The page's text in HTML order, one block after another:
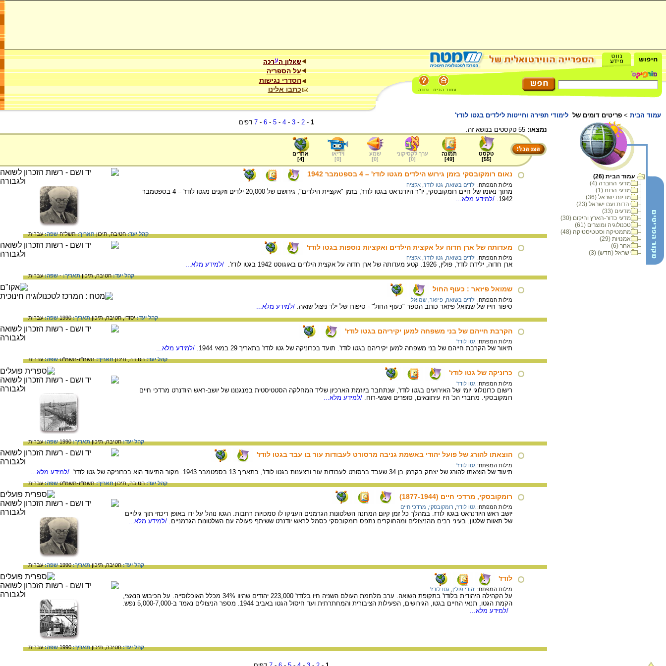
על הספריה
הסדרי נגישות
כתבו אלינו
עמוד הבית > פריטים דומים של לימודי תפירה וחייטות לילדים בגטו לודז'
עמוד הבית (26)
מדעי החברה (4)
מדעי הרוח (1)
מדינת ישראל (36)
יהדות ועם ישראל (23)
מדעים (33)
מדעי כדור-הארץ והיקום (30)
טכנולוגיה ומוצרים (61)
מתמטיקה וסטטיסטיקה (48)
אמנויות (29)
אחר (6)
ישראל (חדש) (3)
1
-
2
-
3
-
4
-
5
-
6
-
7 דפים
נמצאו:
טקסט
[
55
]
תמונה
[
49
]
ערך לקסיקוני
[
0
]
שמע
[
0
]
וידיאו
[
0
]
אתרים
[
4
]
נאום רומקובסקי בזמן גירוש הילדים מגטו לודז' – 4 בספטמבר 1942
מילות המפתח: ילדים בשואה גטו לודז' אקציה
מתוך נאומו של חיים רומקובסקי, יו"ר היודנראט בגטו לודז', בזמן "אקציית הילדים", גירושם של 20,000 ילדים וזקנים מגטו לודז' – 4 בספטמבר
1942. /למידע מלא...
קהל יעד:חטיבה,תיכוןתאריך:תשל"חשפה:עברית
מעדותה של ארן חדוה על אקצית הילדים ואקציות נוספות בגטו לודז'
מילות המפתח: ילדים בשואה גטו לודז' אקציה
ארן חדוה, ילידת לודז', פולין, 1926. קטע מעדותה של ארן חדוה על אקצית הילדים באוגוסט 1942 בגטו לודז'. /למידע מלא...
קהל יעד:חטיבה,תיכוןתאריך:-שפה:עברית
שמואל פיזאר : כעוף החול
מילות המפתח: ילדים בשואה פיזאר, שמואל
סיפור חייו של שמואל פיזאר כותב הספר "כעוף החול" - סיפורו של ילד ניצול שואה. /למידע מלא...
קהל יעד:יסודי,חטיבה,תיכוןתאריך:1990 שפה:עברית
הקרבת חייהם של בני משפחה למען יקיריהם בגטו לודז'
מילות המפתח: גטו לודז'
תיאור של הקרבת חייהם של בני משפחה למען יקיריהם בגטו לודז'. תועד בכרוניקה של גטו לודז' בתאריך 29 במאי 1944. /למידע מלא...
קהל יעד:חטיבה,תיכוןתאריך:תשמ"ז-תשמ"טשפה:עברית
כרוניקה של גטו לודז'
מילות המפתח: גטו לודז'
רישום כרונולוגי יומי של האירועים בגטו לודז', שנתחבר ביוזמת הארכיון שליד המחלקה הסטטיסטית במנגנונו של יושב-ראש היודנרט מרדכי חיים
רומקובסקי. מחברי הכ' היו עיתונאים, סופרים ואנשי-רוח. /למידע מלא...
קהל יעד:חטיבה,תיכוןתאריך:1990 שפה:עברית
הוצאתו להורג של פועל יהודי באשמת גניבה מרסורט לעבודות עור בו עבד בגטו לודז'
מילות המפתח: גטו לודז'
תיעוד של הוצאתו להורג של יצחק בקרמן בן 34 שעבד ברסורט לעבודות עור ורצענות בגטו לודז', בתאריך 13 בספטמבר 1943. מקור התיעוד הוא בכרוניקה של גטו לודז'. /למידע מלא...
קהל יעד:חטיבה,תיכוןתאריך:תשמ"ז-תשמ"טשפה:עברית
רומקובסקי, מרדכי חיים (1877-1944)
מילות המפתח: גטו לודז' רומקובסקי, מרדכי חיים
יושב ראש היודנראט בגטו לודז. במהלך כל זמן קיום המחנה השלטונות הגרמנים העניקו לו סמכויות רחבות. הגטו נוהל על ידו באופן ריכוזי תוך גילויים
של תאוות שלטון. בעיני רבים מהניצולים ומהחוקרים נתפס רומקובסקי כסמל לראש יודנרט ששיתף פעולה עם השלטונות הגרמניים. /למידע מלא...
קהל יעד:חטיבה,תיכוןתאריך:1990 שפה:עברית
לודז'
מילות המפתח: יהודי פולין גטו לודז'
על הקהילה היהודית בלודז' בתקופת השואה. ערב מלחמת העולם השניה חיו בלודז' 223,000 יהודים שהיוו 34% מכלל האוכלוסייה. על הכיבוש הנאצי,
הקמת הגטו, תנאי החיים בגטו, הגירושים, הפעילות הציבורית והמחתרתית ועד חיסול הגטו באביב 1944. מספר הניצולים נאמד ב-5,000-7,000 נפש.
/למידע מלא...
קהל יעד:חטיבה,תיכוןתאריך:1990 שפה:עברית